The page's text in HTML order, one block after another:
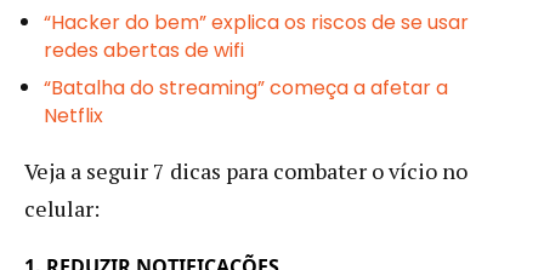
“Hacker do bem” explica os riscos de se usar
redes abertas de wifi
“Batalha do streaming” começa a afetar a
Netflix
Veja a seguir 7 dicas para combater o vício no
celular: